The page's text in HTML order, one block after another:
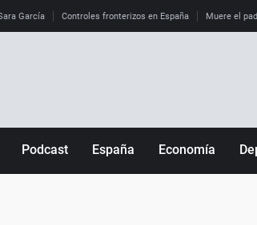
García Controles fronterizos en España Muere el
Podcast España Economía